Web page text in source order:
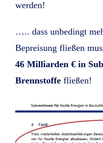
werden!
….. dass unbedingt
Bepreisung fließen
46 Milliarden € in
Brennstoffe fließen!